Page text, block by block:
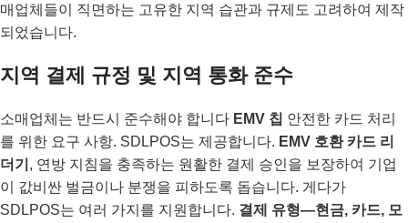
매업체들이 직면하는 고유한 지역 습관과 규제도 고려하여 제작
되었습니다.
지역 결제 규정 및 지역 통화 준수
소매업체는 반드시 준수해야 합니다 EMV 칩 안전한 카드 처리
를 위한 요구 사항. SDLPOS는 제공합니다. EMV 호환 카드 리
더기 , 연방 지침을 충족하는 원활한 결제 승인을 보장하여 기업
이 값비싼 벌금이나 분쟁을 피하도록 돕습니다. 게다가
SDLPOS는 여러 가지를 지원합니다. 결제 유형—현금, 카드, 모